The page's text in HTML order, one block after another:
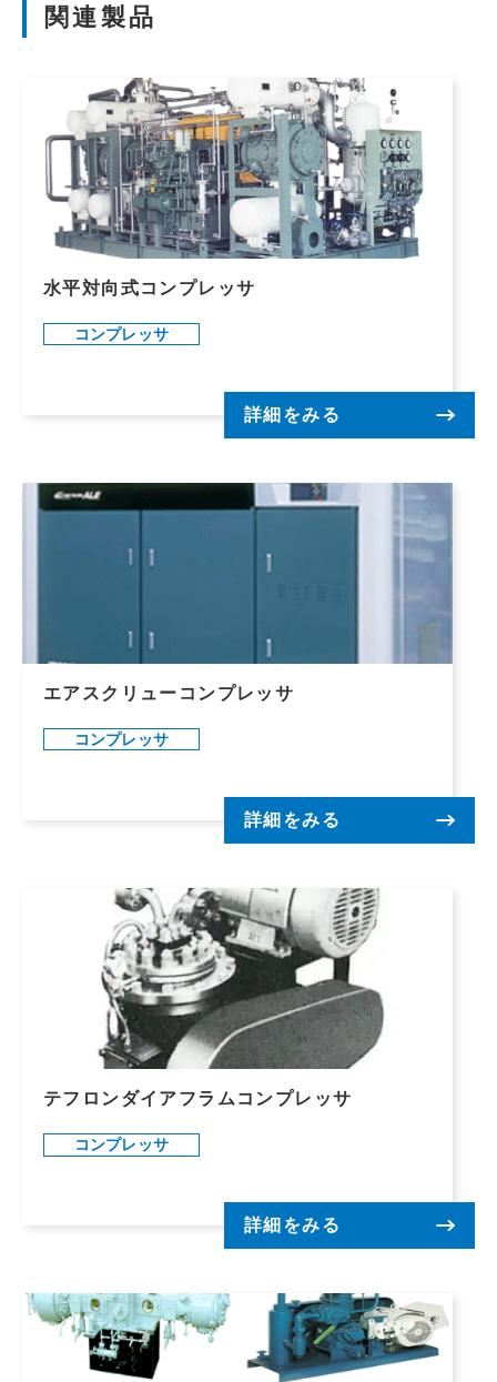
関連製品
水平対向式コンプレッサ
コンプレッサ
詳細をみる
エアスクリューコンプレッサ
コンプレッサ
詳細をみる
テフロンダイアフラムコンプレッサ
コンプレッサ
詳細をみる